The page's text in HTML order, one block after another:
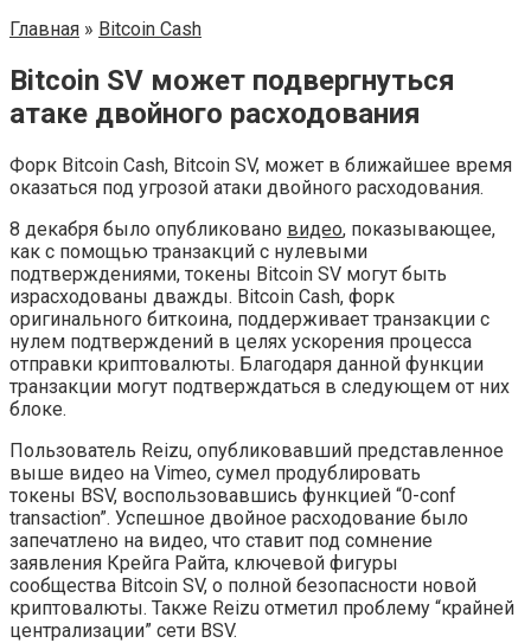
Главная » Bitcoin Cash
Bitcoin SV может подвергнуться
атаке двойного расходования
Форк Bitcoin Cash, Bitcoin SV, может в ближайшее время
оказаться под угрозой атаки двойного расходования.
8 декабря было опубликовано видео, показывающее,
как с помощью транзакций с нулевыми
подтверждениями, токены Bitcoin SV могут быть
израсходованы дважды. Bitcoin Cash, форк
оригинального биткоина, поддерживает транзакции с
нулем подтверждений в целях ускорения процесса
отправки криптовалюты. Благодаря данной функции
транзакции могут подтверждаться в следующем от них
блоке.
Пользователь Reizu, опубликовавший представленное
выше видео на Vimeo, сумел продублировать
токены BSV, воспользовавшись функцией “0-conf
transaction”. Успешное двойное расходование было
запечатлено на видео, что ставит под сомнение
заявления Крейга Райта, ключевой фигуры
сообщества Bitcoin SV, о полной безопасности новой
криптовалюты. Также Reizu отметил проблему “крайней
централизации” сети BSV.